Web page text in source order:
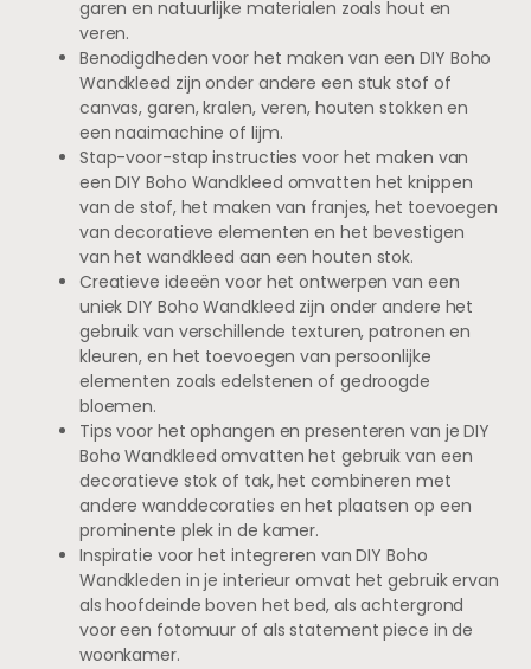
garen en natuurlijke materialen zoals hout en
veren.
Benodigdheden voor het maken van een DIY Boho
Wandkleed zijn onder andere een stuk stof of
canvas, garen, kralen, veren, houten stokken en
een naaimachine of lijm.
Stap-voor-stap instructies voor het maken van
een DIY Boho Wandkleed omvatten het knippen
van de stof, het maken van franjes, het toevoegen
van decoratieve elementen en het bevestigen
van het wandkleed aan een houten stok.
Creatieve ideeën voor het ontwerpen van een
uniek DIY Boho Wandkleed zijn onder andere het
gebruik van verschillende texturen, patronen en
kleuren, en het toevoegen van persoonlijke
elementen zoals edelstenen of gedroogde
bloemen.
Tips voor het ophangen en presenteren van je DIY
Boho Wandkleed omvatten het gebruik van een
decoratieve stok of tak, het combineren met
andere wanddecoraties en het plaatsen op een
prominente plek in de kamer.
Inspiratie voor het integreren van DIY Boho
Wandkleden in je interieur omvat het gebruik ervan
als hoofdeinde boven het bed, als achtergrond
voor een fotomuur of als statement piece in de
woonkamer.